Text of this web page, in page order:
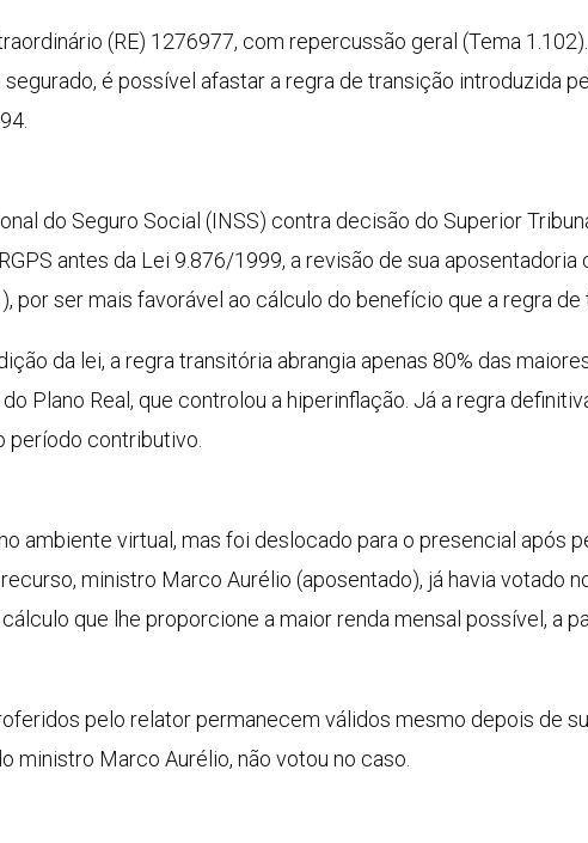
(RE) 1276977, com repercussão geral (Tema
é possível afastar a regra de transição introduzida
do Seguro Social (INSS) contra decisão do Superior
antes da Lei 9.876/1999, a revisão de sua
por ser mais favorável ao cálculo do benefício que a regra de
da lei, a regra transitória abrangia apenas 80% das
Plano Real, que controlou a hiperinflação. Já a regra
período contributivo.
ambiente virtual, mas foi deslocado para o presencial após
ministro Marco Aurélio (aposentado), já havia votado
que lhe proporcione a maior renda mensal possível, a
pelo relator permanecem válidos mesmo depois de
ministro Marco Aurélio, não votou no caso.